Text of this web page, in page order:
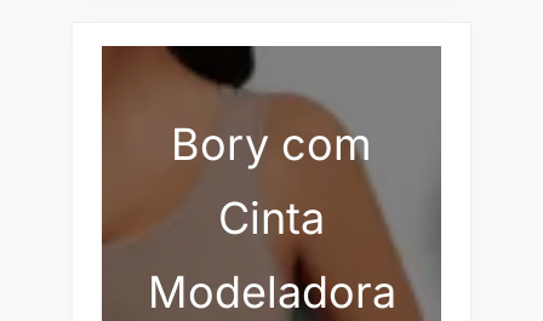
Bory com
Cinta
Modeladora